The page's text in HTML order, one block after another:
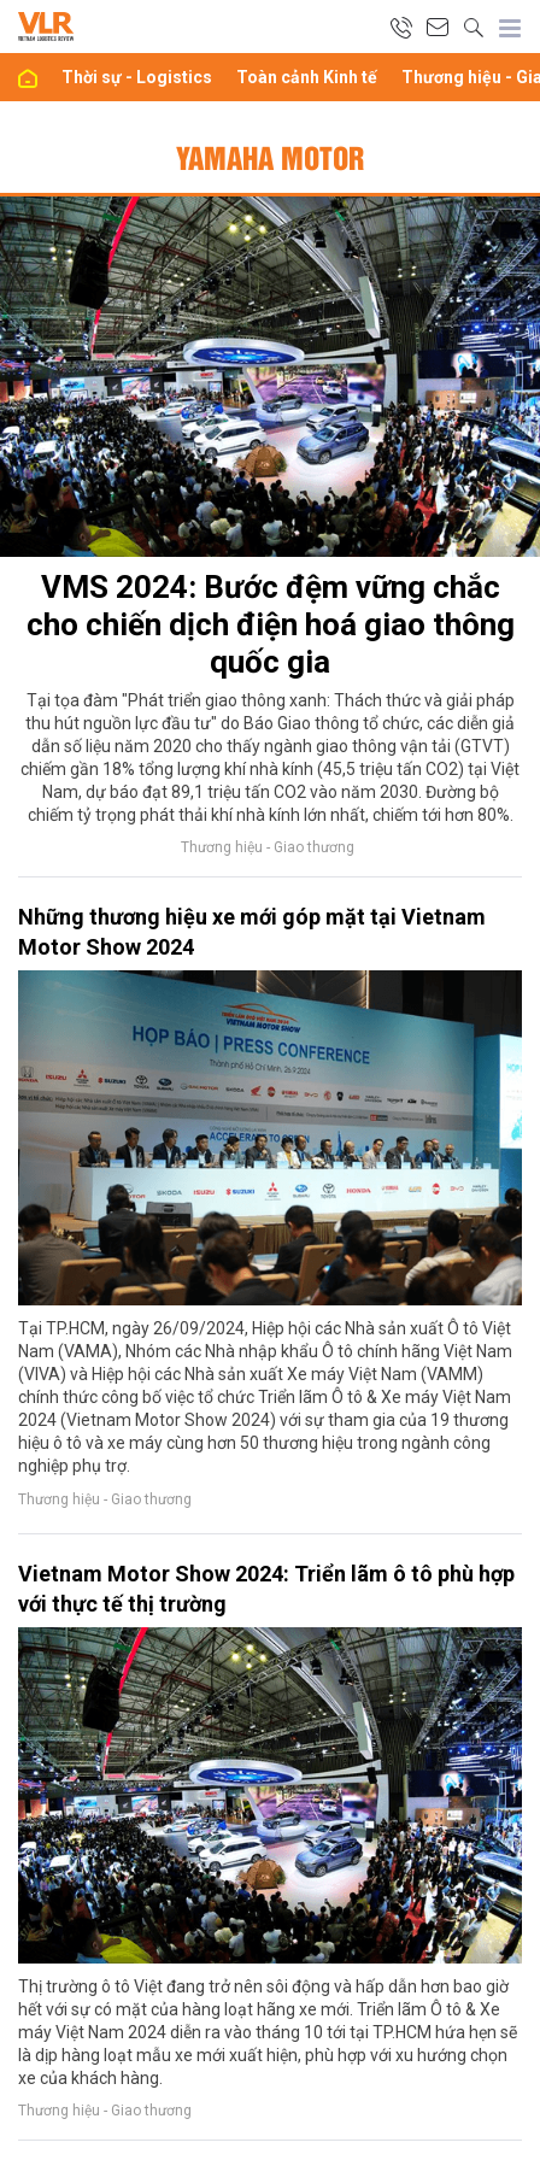
Thời sự - Logistics Toàn cảnh Kinh tế Thương hiệu -
YAMAHA MOTOR
VMS 2024: Bước đệm vững chắc
cho chiến dịch điện hoá giao thông
quốc gia
Tại tọa đàm "Phát triển giao thông xanh: Thách thức và giải pháp
thu hút nguồn lực đầu tư" do Báo Giao thông tổ chức, các diễn giả
dẫn số liệu năm 2020 cho thấy ngành giao thông vận tải (GTVT)
chiếm gần 18% tổng lượng khí nhà kính (45,5 triệu tấn CO2) tại Việt
Nam, dự báo đạt 89,1 triệu tấn CO2 vào năm 2030. Đường bộ
chiếm tỷ trọng phát thải khí nhà kính lớn nhất, chiếm tới hơn 80%.
Thương hiệu - Giao thương
Những thương hiệu xe mới góp mặt tại Vietnam
Motor Show 2024
Tại TP.HCM, ngày 26/09/2024, Hiệp hội các Nhà sản xuất Ô tô Việt
Nam (VAMA), Nhóm các Nhà nhập khẩu Ô tô chính hãng Việt Nam
(VIVA) và Hiệp hội các Nhà sản xuất Xe máy Việt Nam (VAMM)
chính thức công bố việc tổ chức Triển lãm Ô tô & Xe máy Việt Nam
2024 (Vietnam Motor Show 2024) với sự tham gia của 19 thương
hiệu ô tô và xe máy cùng hơn 50 thương hiệu trong ngành công
nghiệp phụ trợ.
Thương hiệu - Giao thương
Vietnam Motor Show 2024: Triển lãm ô tô phù hợp
với thực tế thị trường
Thị trường ô tô Việt đang trở nên sôi động và hấp dẫn hơn bao giờ
hết với sự có mặt của hàng loạt hãng xe mới. Triển lãm Ô tô & Xe
máy Việt Nam 2024 diễn ra vào tháng 10 tới tại TP.HCM hứa hẹn sẽ
là dịp hàng loạt mẫu xe mới xuất hiện, phù hợp với xu hướng chọn
xe của khách hàng.
Thương hiệu - Giao thương